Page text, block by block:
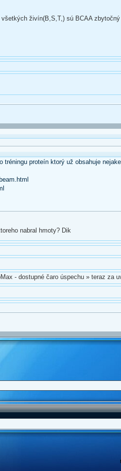
živín(B,S,T,) sú BCAA
proteín ktorý už obsahuje
nabral hmoty? Dik
- dostupné čaro úspechu » teraz za